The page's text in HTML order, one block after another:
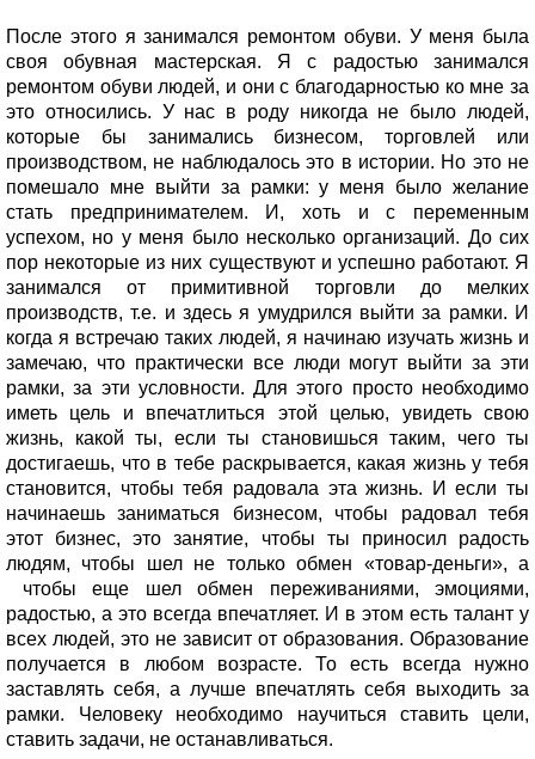
После этого я занимался ремонтом обуви. У меня была
своя обувная мастерская. Я с радостью занимался
ремонтом обуви людей, и они с благодарностью ко мне за
это относились. У нас в роду никогда не было людей,
которые бы занимались бизнесом, торговлей или
производством, не наблюдалось это в истории. Но это не
помешало мне выйти за рамки: у меня было желание
стать предпринимателем. И, хоть и с переменным
успехом, но у меня было несколько организаций. До сих
пор некоторые из них существуют и успешно работают. Я
занимался от примитивной торговли до мелких
производств, т.е. и здесь я умудрился выйти за рамки. И
когда я встречаю таких людей, я начинаю изучать жизнь и
замечаю, что практически все люди могут выйти за эти
рамки, за эти условности. Для этого просто необходимо
иметь цель и впечатлиться этой целью, увидеть свою
жизнь, какой ты, если ты становишься таким, чего ты
достигаешь, что в тебе раскрывается, какая жизнь у тебя
становится, чтобы тебя радовала эта жизнь. И если ты
начинаешь заниматься бизнесом, чтобы радовал тебя
этот бизнес, это занятие, чтобы ты приносил радость
людям, чтобы шел не только обмен «товар-деньги», а
чтобы еще шел обмен переживаниями, эмоциями,
радостью, а это всегда впечатляет. И в этом есть талант у
всех людей, это не зависит от образования. Образование
получается в любом возрасте. То есть всегда нужно
заставлять себя, а лучше впечатлять себя выходить за
рамки. Человеку необходимо научиться ставить цели,
ставить задачи, не останавливаться.